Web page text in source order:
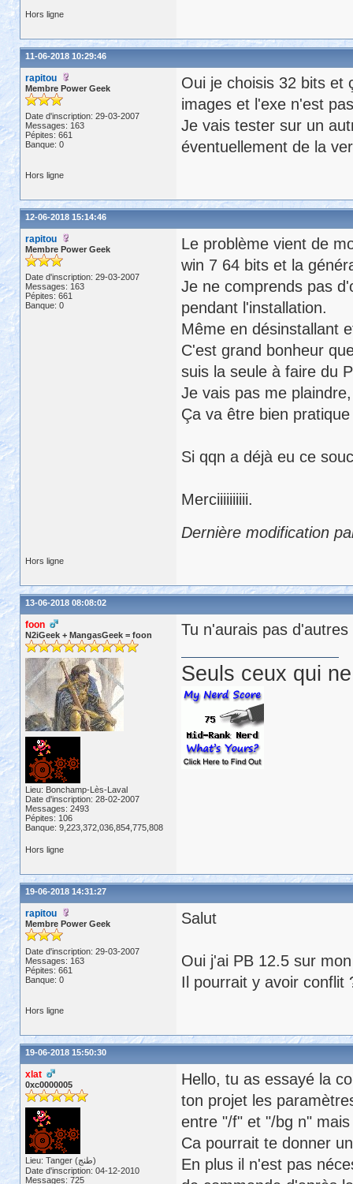
Hors ligne
11-06-2018 10:29:46
rapitou
Membre Power Geek
Date d'inscription: 29-03-2007
Messages: 163
Pépites: 661
Banque: 0
Oui je choisis 32 bits et
images et l'exe n'est
Je vais tester sur un
éventuellement de la
Hors ligne
12-06-2018 15:14:46
rapitou
Membre Power Geek
Date d'inscription: 29-03-2007
Messages: 163
Pépites: 661
Banque: 0
Le problème vient de
win 7 64 bits et la
Je ne comprends pas
pendant l'installation.
Même en désinstallant
C'est grand bonheur
suis la seule à faire du
Je vais pas me
Ça va être bien
Si qqn a déjà eu ce
Merciiiiiiiiii.
Dernière modification
Hors ligne
13-06-2018 08:08:02
foon
N2iGeek + MangasGeek = foon
Lieu: Bonchamp-Lès-Laval
Date d'inscription: 28-02-2007
Messages: 2493
Pépites: 106
Banque: 9,223,372,036,854,775,808
Tu n'aurais pas
Seuls ceux qui
Hors ligne
19-06-2018 14:31:27
rapitou
Membre Power Geek
Date d'inscription: 29-03-2007
Messages: 163
Pépites: 661
Banque: 0
Salut
Oui j'ai PB 12.5 sur
Il pourrait y avoir conflit
Hors ligne
19-06-2018 15:50:30
xlat
0xc0000005
Lieu: Tanger (طنج)
Date d'inscription: 04-12-2010
Messages: 725
Hello, tu as essayé la
ton projet les
entre "/f" et "/bg n"
Ca pourrait te donner
En plus il n'est pas